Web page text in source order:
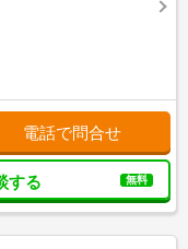
電話で問合せ
する 無料